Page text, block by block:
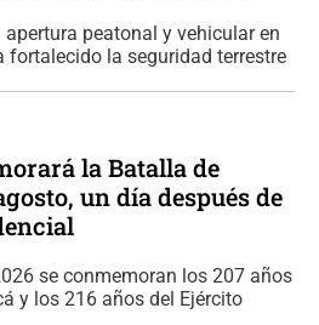
peatonal y vehicular en
fortalecido la seguridad terrestre
la Batalla de
un día después de
se conmemoran los 207 años
y los 216 años del Ejército